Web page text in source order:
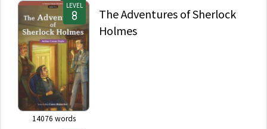
LEVEL
14076 words
The Adventures of Sherlock
Holmes